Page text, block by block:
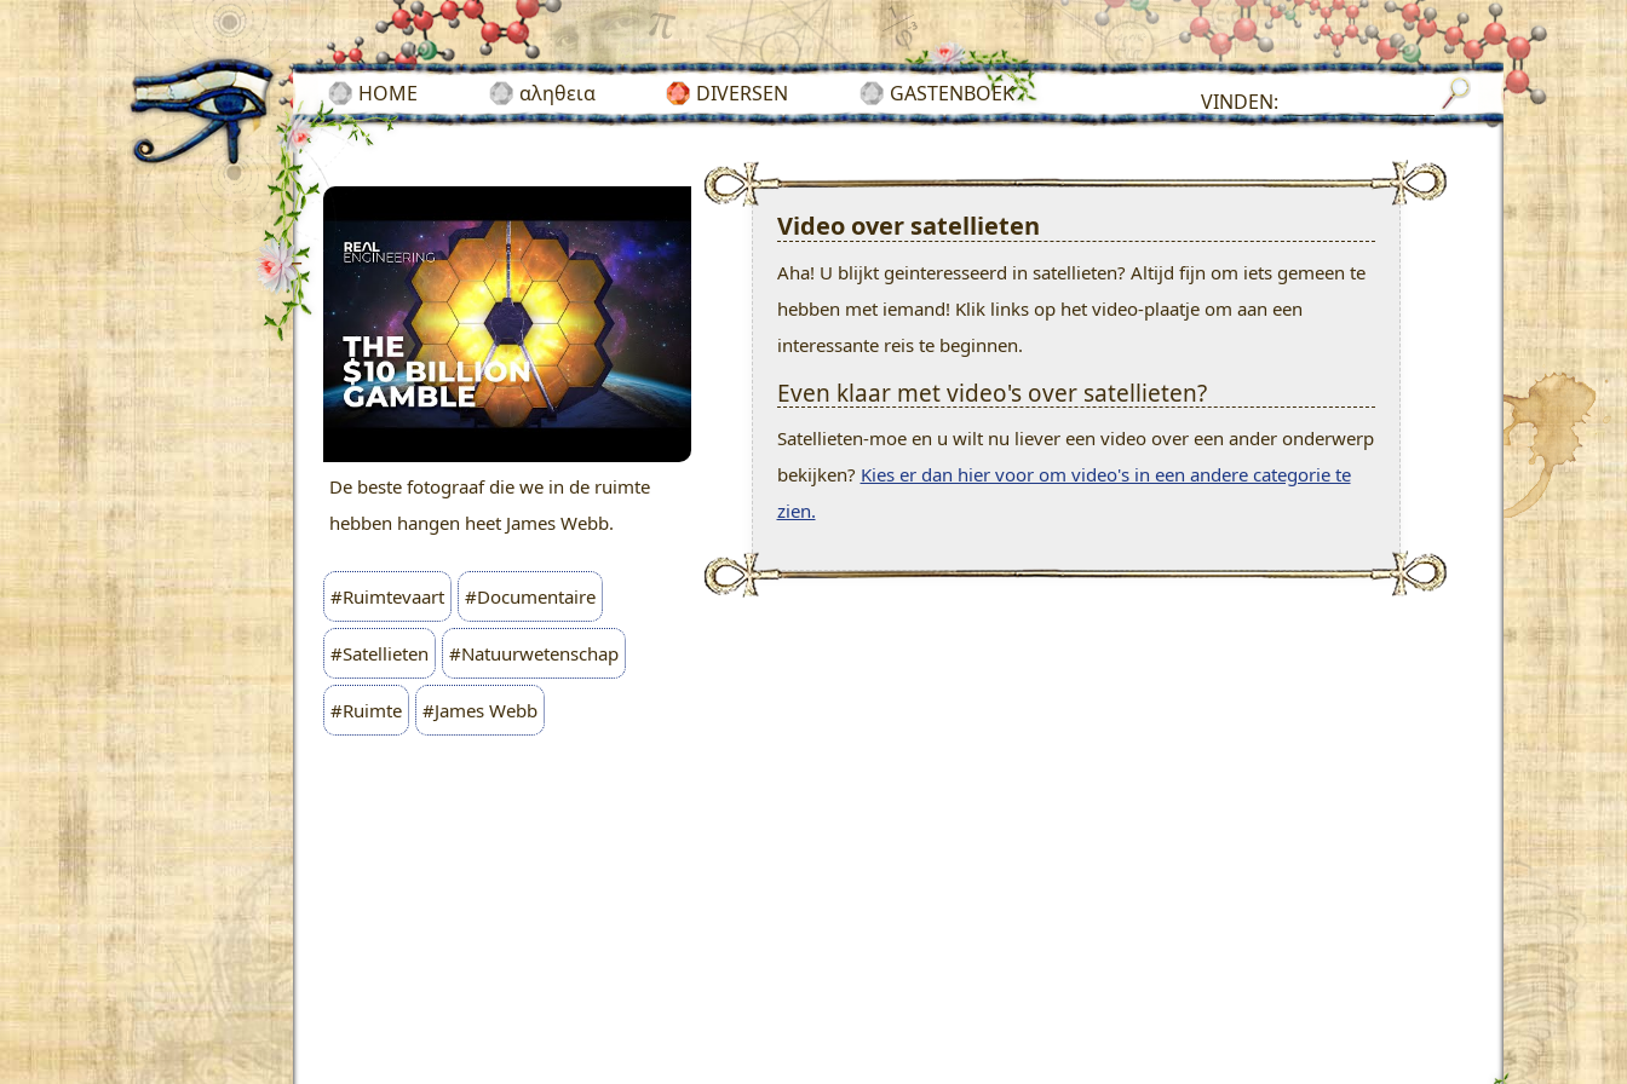
HOME αληθεια DIVERSEN GASTENBOEK VINDEN:
De beste fotograaf die we in de ruimte
hebben hangen heet James Webb.
#Ruimtevaart #Documentaire
#Satellieten #Natuurwetenschap
#Ruimte #James Webb
Video over satellieten
Aha! U blijkt geinteresseerd in satellieten? Altijd fijn om iets gemeen te
hebben met iemand! Klik links op het video-plaatje om aan een
interessante reis te beginnen.
Even klaar met video's over satellieten?
Satellieten-moe en u wilt nu liever een video over een ander onderwerp
bekijken? Kies er dan hier voor om video's in een andere categorie te
zien.